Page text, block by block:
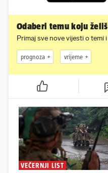
Odaberi temu koju
Primaj sve nove vijesti o temi
prognoza vrijeme